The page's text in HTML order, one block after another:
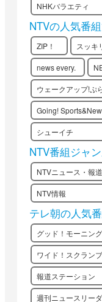
NHKバラエティ
NTVの人気番
ZIP！ スッキ
news every.
ウェークアップ!ぷ
Going!
シューイチ
NTV番組ジャ
NTVニュース・報道
NTV情報
テレ朝の人気
グッド！モーニング
ワイド！スクラン
報道ステーション
週刊ニュースリー